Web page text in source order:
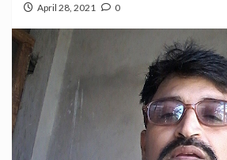
April 28, 2021 0